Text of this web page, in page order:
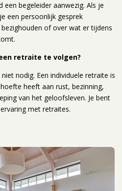
een begeleider aanwezig. Als je
een persoonlijk gesprek
of over wat er tijdens
retraite te volgen?
nodig. Een individuele retraite is
heeft aan rust, bezinning,
van het geloofsleven. Je bent
met retraites.